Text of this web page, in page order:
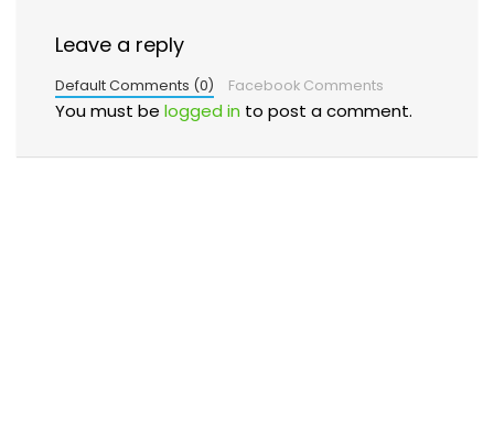
Leave a reply
Default Comments (0) Facebook Comments
You must be logged in to post a comment.